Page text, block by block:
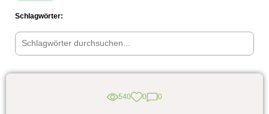
Schlagwörter:
540 0 0